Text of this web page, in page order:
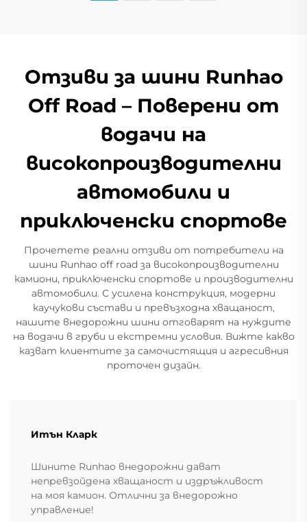
Отзиви за шини Runhao
Off Road – Поверени от
водачи на
високопроизводителни
автомобили и
приключенски спортове
Прочетете реални отзиви от потребители на
шини Runhao off road за високопроизводителни
камиони, приключенски спортове и производителни
автомобили. С усилена конструкция, модерни
каучукови състави и превъзходна хващаност,
нашите внедорожни шини отговарят на нуждите
на водачи в груби и екстремни условия. Вижте какво
казват клиентите за самочистящия и агресивния
проточен дизайн.
Итън Кларк
Шините Runhao внедорожни дават
непревзойдена хващаност и издръжливост
на моя камион. Отлични за внедорожно
управление!